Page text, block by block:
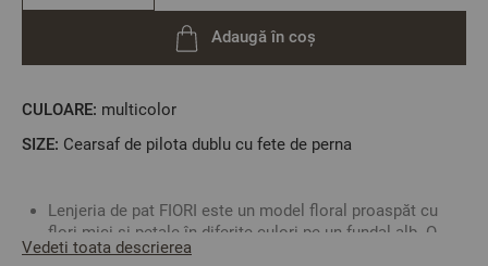
CULOARE: multicolor
SIZE: Cearsaf de pilota dublu cu fete de perna
Lenjeria de pat FIORI este un model floral proaspăt cu
flori mici și petale în diferite culori pe un fundal alb. O
viziune blândă și frumoasă pentru dormitorul tău.
Vedeti toata descrierea
Adaugă în coș